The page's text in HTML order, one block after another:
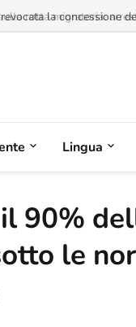
la concessione
Lingua
90%
le